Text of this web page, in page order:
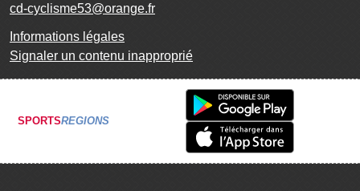
cd-cyclisme53@orange.fr
Informations légales
Signaler un contenu inapproprié
SPORTSREGIONS